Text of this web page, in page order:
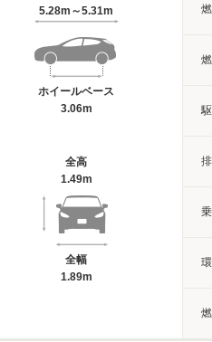
5.28m～5.31m
ホイールベース
3.06m
全高
1.49m
全幅
1.89m